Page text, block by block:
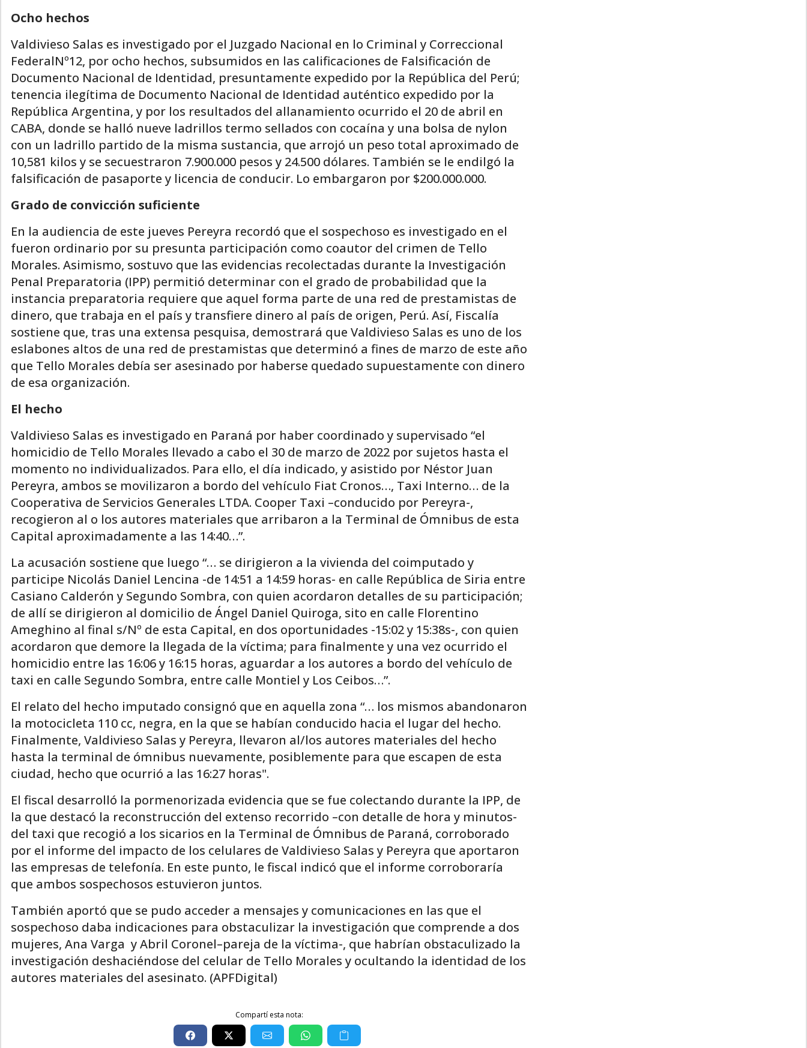
Ocho hechos
Valdivieso Salas es investigado por el Juzgado Nacional en lo Criminal y Correccional
FederalNº12, por ocho hechos, subsumidos en las calificaciones de Falsificación de
Documento Nacional de Identidad, presuntamente expedido por la República del Perú;
tenencia ilegítima de Documento Nacional de Identidad auténtico expedido por la
República Argentina, y por los resultados del allanamiento ocurrido el 20 de abril en
CABA, donde se halló nueve ladrillos termo sellados con cocaína y una bolsa de nylon
con un ladrillo partido de la misma sustancia, que arrojó un peso total aproximado de
10,581 kilos y se secuestraron 7.900.000 pesos y 24.500 dólares. También se le endilgó la
falsificación de pasaporte y licencia de conducir. Lo embargaron por $200.000.000.
Grado de convicción suficiente
En la audiencia de este jueves Pereyra recordó que el sospechoso es investigado en el
fueron ordinario por su presunta participación como coautor del crimen de Tello
Morales. Asimismo, sostuvo que las evidencias recolectadas durante la Investigación
Penal Preparatoria (IPP) permitió determinar con el grado de probabilidad que la
instancia preparatoria requiere que aquel forma parte de una red de prestamistas de
dinero, que trabaja en el país y transfiere dinero al país de origen, Perú. Así, Fiscalía
sostiene que, tras una extensa pesquisa, demostrará que Valdivieso Salas es uno de los
eslabones altos de una red de prestamistas que determinó a fines de marzo de este año
que Tello Morales debía ser asesinado por haberse quedado supuestamente con dinero
de esa organización.
El hecho
Valdivieso Salas es investigado en Paraná por haber coordinado y supervisado “el
homicidio de Tello Morales llevado a cabo el 30 de marzo de 2022 por sujetos hasta el
momento no individualizados. Para ello, el día indicado, y asistido por Néstor Juan
Pereyra, ambos se movilizaron a bordo del vehículo Fiat Cronos…, Taxi Interno… de la
Cooperativa de Servicios Generales LTDA. Cooper Taxi –conducido por Pereyra-,
recogieron al o los autores materiales que arribaron a la Terminal de Ómnibus de esta
Capital aproximadamente a las 14:40…”.
La acusación sostiene que luego “… se dirigieron a la vivienda del coimputado y
participe Nicolás Daniel Lencina -de 14:51 a 14:59 horas- en calle República de Siria entre
Casiano Calderón y Segundo Sombra, con quien acordaron detalles de su participación;
de allí se dirigieron al domicilio de Ángel Daniel Quiroga, sito en calle Florentino
Ameghino al final s/Nº de esta Capital, en dos oportunidades -15:02 y 15:38s-, con quien
acordaron que demore la llegada de la víctima; para finalmente y una vez ocurrido el
homicidio entre las 16:06 y 16:15 horas, aguardar a los autores a bordo del vehículo de
taxi en calle Segundo Sombra, entre calle Montiel y Los Ceibos…”.
El relato del hecho imputado consignó que en aquella zona “… los mismos abandonaron
la motocicleta 110 cc, negra, en la que se habían conducido hacia el lugar del hecho.
Finalmente, Valdivieso Salas y Pereyra, llevaron al/los autores materiales del hecho
hasta la terminal de ómnibus nuevamente, posiblemente para que escapen de esta
ciudad, hecho que ocurrió a las 16:27 horas".
El fiscal desarrolló la pormenorizada evidencia que se fue colectando durante la IPP, de
la que destacó la reconstrucción del extenso recorrido –con detalle de hora y minutos-
del taxi que recogió a los sicarios en la Terminal de Ómnibus de Paraná, corroborado
por el informe del impacto de los celulares de Valdivieso Salas y Pereyra que aportaron
las empresas de telefonía. En este punto, le fiscal indicó que el informe corroboraría
que ambos sospechosos estuvieron juntos.
También aportó que se pudo acceder a mensajes y comunicaciones en las que el
sospechoso daba indicaciones para obstaculizar la investigación que comprende a dos
mujeres, Ana Varga y Abril Coronel–pareja de la víctima-, que habrían obstaculizado la
investigación deshaciéndose del celular de Tello Morales y ocultando la identidad de los
autores materiales del asesinato. (APFDigital)
Compartí esta nota: